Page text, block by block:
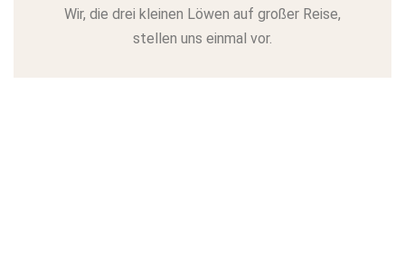
Wir, die drei kleinen Löwen auf großer Reise,
stellen uns einmal vor.